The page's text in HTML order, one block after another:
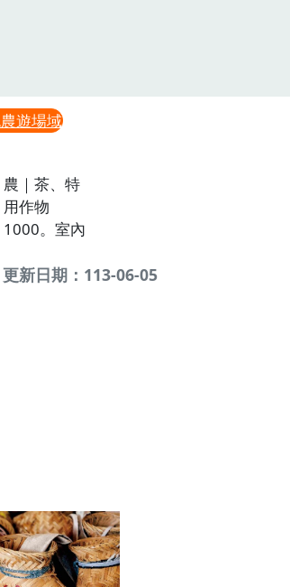
遊場域
農｜茶、特
用作物
1000。室內
新日期：113-06-05